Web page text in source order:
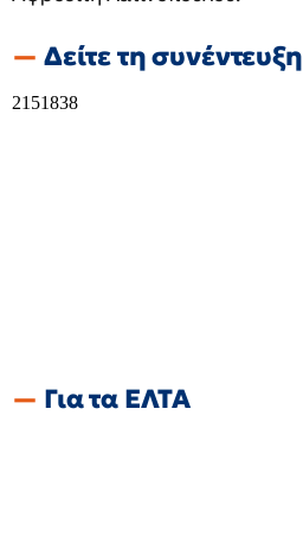
Δείτε τη συνέντευξη
Για τα ΕΛΤΑ